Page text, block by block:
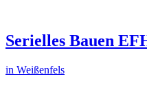
Serielles Bauen
in Weißenfels